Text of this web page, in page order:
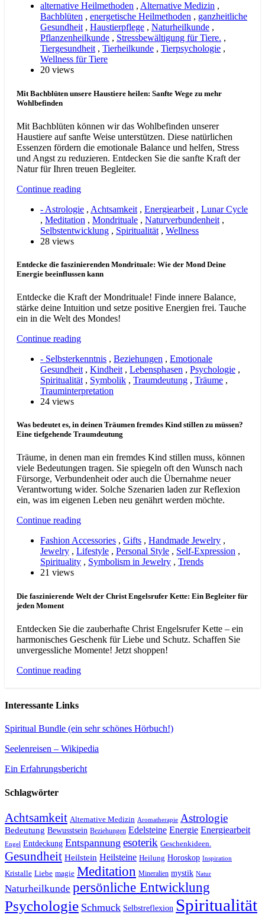
alternative Heilmethoden , Alternative Medizin ,
Bachblüten , energetische Heilmethoden , ganzheitliche
Gesundheit , Haustierpflege , Naturheilkunde ,
Pflanzenheilkunde , Stressbewältigung für Tiere. ,
Tiergesundheit , Tierheilkunde , Tierpsychologie ,
Wellness für Tiere
20 views
Mit Bachblüten unsere Haustiere heilen: Sanfte Wege zu mehr
Wohlbefinden
Mit Bachblüten können wir das Wohlbefinden unserer
Haustiere auf sanfte Weise unterstützen. Diese natürlichen
Essenzen fördern die emotionale Balance und helfen, Stress
und Angst zu reduzieren. Entdecken Sie die sanfte Kraft der
Natur für Ihren treuen Begleiter.
Continue reading
- Astrologie , Achtsamkeit , Energiearbeit , Lunar Cycle
, Meditation , Mondrituale , Naturverbundenheit ,
Selbstentwicklung , Spiritualität , Wellness
28 views
Entdecke die faszinierenden Mondrituale: Wie der Mond Deine
Energie beeinflussen kann
Entdecke die Kraft der Mondrituale! Finde innere Balance,
stärke deine Intuition und setze positive Energien frei. Tauche
ein in die Welt des Mondes!
Continue reading
- Selbsterkenntnis , Beziehungen , Emotionale
Gesundheit , Kindheit , Lebensphasen , Psychologie ,
Spiritualität , Symbolik , Traumdeutung , Träume ,
Trauminterpretation
24 views
Was bedeutet es, in deinen Träumen fremdes Kind stillen zu müssen?
Eine tiefgehende Traumdeutung
Träume, in denen man ein fremdes Kind stillen muss, können
viele Bedeutungen tragen. Sie spiegeln oft den Wunsch nach
Fürsorge, Verbundenheit oder auch die Übernahme neuer
Verantwortung wider. Solche Szenarien laden zur Reflexion
ein, was im eigenen Leben neu genährt werden möchte.
Continue reading
Fashion Accessories , Gifts , Handmade Jewelry ,
Jewelry , Lifestyle , Personal Style , Self-Expression ,
Spirituality , Symbolism in Jewelry , Trends
21 views
Die faszinierende Welt der Christ Engelsrufer Kette: Ein Begleiter für
jeden Moment
Entdecken Sie die zauberhafte Christ Engelsrufer Kette – ein
harmonisches Geschenk für Liebe und Schutz. Schaffen Sie
unvergessliche Momente! Jetzt shoppen!
Continue reading
Interessante Links
Spiritual Bundle (ein sehr schönes Hörbuch!)
Seelenreisen – Wikipedia
Ein Erfahrungsbericht
Schlagwörter
Achtsamkeit Alternative Medizin Aromatherapie Astrologie
Bedeutung Bewusstsein Beziehungen Edelsteine Energie Energiearbeit
Engel Entdeckung Entspannung esoterik Geschenkideen.
Gesundheit Heilstein Heilsteine Heilung Horoskop Inspiration
Kristalle Liebe magie Meditation Mineralien mystik Natur
Naturheilkunde persönliche Entwicklung
Psychologie Schmuck Selbstreflexion Spiritualität